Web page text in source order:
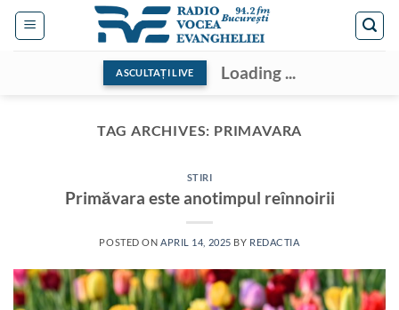
Skip
ASCULTAȚI LIVE Loading ...
TAG ARCHIVES: PRIMAVARA
STIRI
Primăvara este anotimpul reînnoirii
POSTED ON APRIL 14, 2025 BY REDACTIA